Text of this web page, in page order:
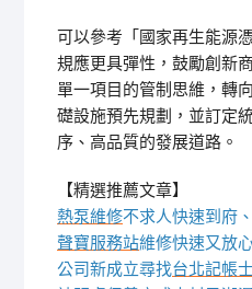
可以參考「國家再生能源
規應更具彈性，鼓勵創新
單一項目的管制思維，轉
礎設施預先規劃，並訂定
序、高品質的發展道路。
【精選推薦文章】
熱泵維修不求人快速到府
聲寶服務站維修快速又放
公司新成立尋找台北記帳